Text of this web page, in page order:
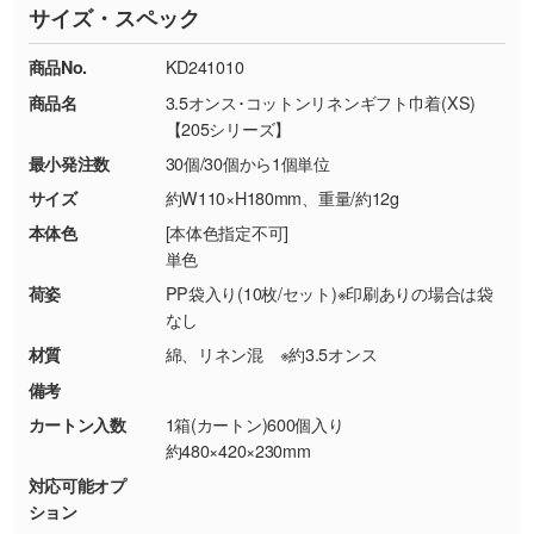
す。→詳しく見る
・コーポレートカラーを使って印刷したい／印
刷色にこだわりがある
DIC・PANTONEなどのカラーチップの指定や、
現物支給による色指定も承っております。→
しく見る
・背景がある画像からキャラクター部分だけを
使いたいです
シンプルな背景のデータや、使いたいキャラク
ター部分の輪郭がはっきりしているデータは切
・持っているデータの背景が足りない／塗り足
しの作り方が分からない
印刷したいデータが印刷範囲よりも小さい場
合、シンプルな色・柄の背景であれば拡張が可
※詳しくは「商品の良品基準について
ください。
【返品・交換ができない場合】
・お客様の元で商品を加工された場合、または
商品が破損した場合
・商品到着後7日以上経過している場合
・お客様のご都合による返品・交換依頼(商
品・色・数量などの注文間違い等)
TEL：0422-29-9911 営業時間10:00～
18:00(土日祝日除く)
サイズ・スペック
商品No.
KD241010
商品名
3.5オンス･コットンリネンギフト巾着(XS)
【205シリーズ】
最小発注数
30個/30個から1個単位
サイズ
約W110×H180mm、重量/約12g
本体色
[本体色指定不可]
単色
荷姿
PP袋入り(10枚/セット)※印刷ありの場合は袋
なし
材質
綿、リネン混 ※約3.5オンス
備考
カートン入数
1箱(カートン)600個入り
約480×420×230mm
対応可能オプ
ション